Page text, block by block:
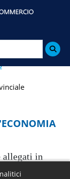

allegati in
aventi ad